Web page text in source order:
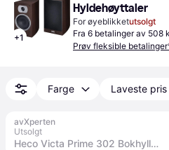
+1
Hyldehøyttaler
For øyeblikketutsolgt
Fra 6 betalinger av 508
Prøv fleksible
Farge Laveste pris
avXperten
Utsolgt
Heco Victa Prime 302 Bokhyllehøyttaler - 85W RMS, 33–40000Hz - Svart